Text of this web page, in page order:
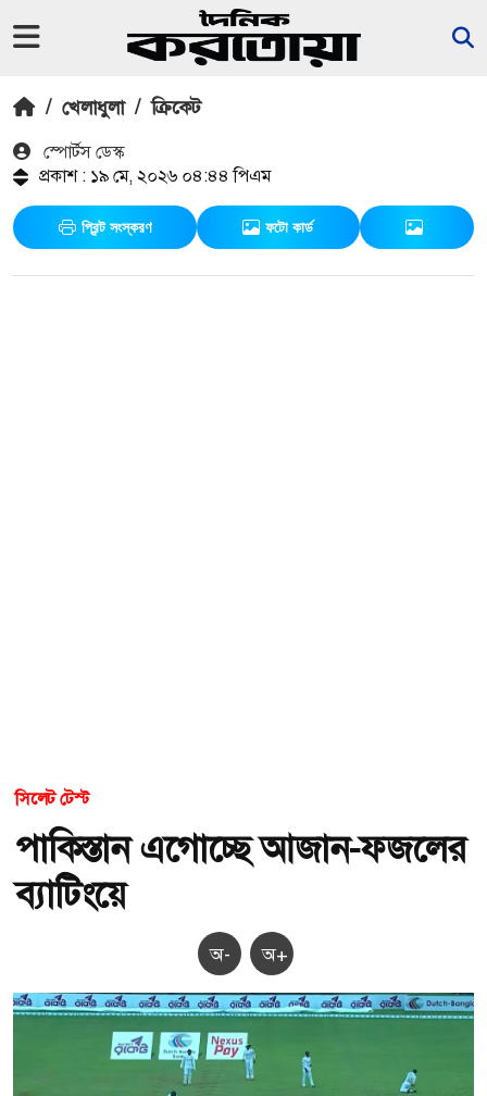
/ খেলাধুলা / ক্রিকেট
স্পোর্টস ডেস্ক
প্রকাশ : ১৯ মে, ২০২৬ ০৪:৪৪ পিএম
প্রিন্ট সংস্করণ ফটো কার্ড
সিলেট টেস্ট
পাকিস্তান এগোচ্ছে আজান-ফজলের
ব্যাটিংয়ে
অ- অ+